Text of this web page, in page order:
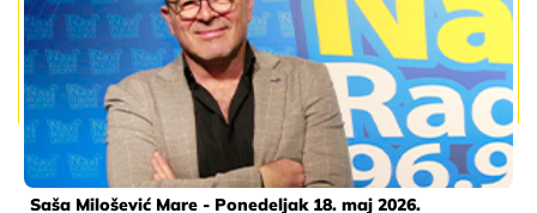
Saša Milošević Mare - Ponedeljak 18. maj 2026.